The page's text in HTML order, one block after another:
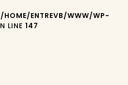
/HOME/ENTREVB/WWW/WP-
LINE147